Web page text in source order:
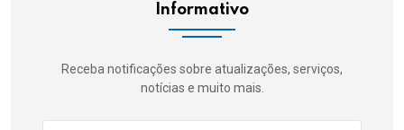
Informativo
Receba notificações sobre atualizações, serviços,
notícias e muito mais.